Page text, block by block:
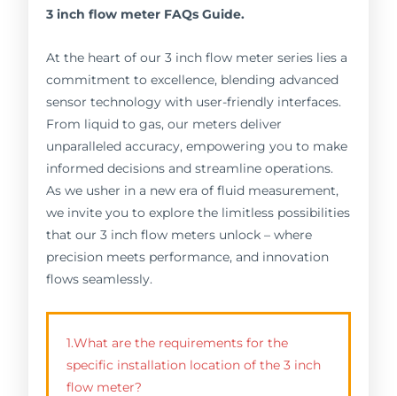
3 inch flow meter FAQs Guide.
At the heart of our 3 inch flow meter series lies a
commitment to excellence, blending advanced
sensor technology with user-friendly interfaces.
From liquid to gas, our meters deliver
unparalleled accuracy, empowering you to make
informed decisions and streamline operations.
As we usher in a new era of fluid measurement,
we invite you to explore the limitless possibilities
that our 3 inch flow meters unlock – where
precision meets performance, and innovation
flows seamlessly.
1.What are the requirements for the
specific installation location of the 3 inch
flow meter?